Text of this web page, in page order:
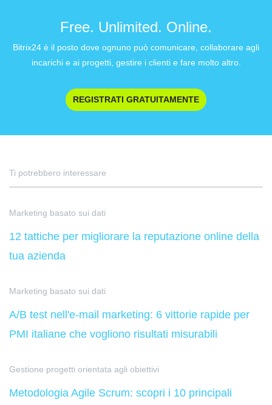
Free. Unlimited. Online.
Bitrix24 è il posto dove ognuno può comunicare, collaborare agli
incarichi e ai progetti, gestire i clienti e fare molto altro.
REGISTRATI GRATUITAMENTE
Ti potrebbero interessare
Marketing basato sui dati
12 tattiche per migliorare la reputazione online della
tua azienda
Marketing basato sui dati
A/B test nell'e-mail marketing: 6 vittorie rapide per
PMI italiane che vogliono risultati misurabili
Gestione progetti orientata agli obiettivi
Metodologia Agile Scrum: scopri i 10 principali